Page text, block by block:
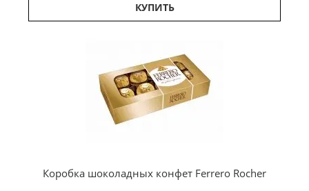
КУПИТЬ
Коробка шоколадных конфет Ferrero Rocher